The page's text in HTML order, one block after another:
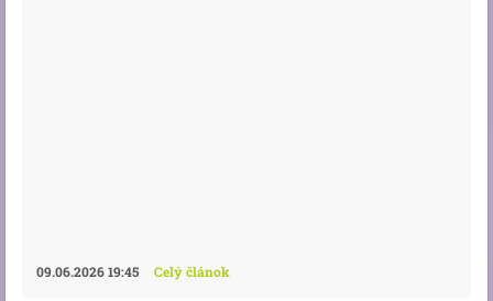
09.06.2026 19:45 Celý článok